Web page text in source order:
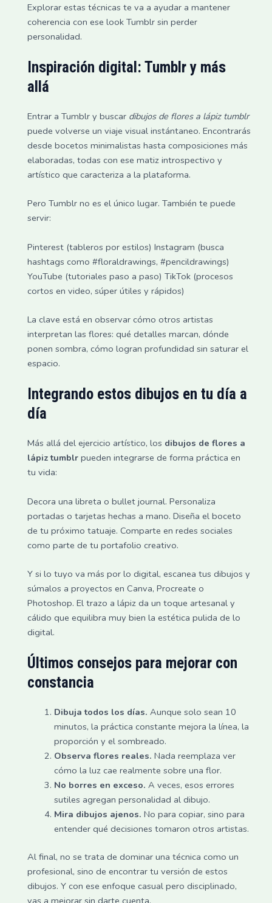
Explorar estas técnicas te va a ayudar a mantener
coherencia con ese look Tumblr sin perder
personalidad.
Inspiración digital: Tumblr y más
allá
Entrar a Tumblr y buscar dibujos de flores a lápiz tumblr
puede volverse un viaje visual instántaneo. Encontrarás
desde bocetos minimalistas hasta composiciones más
elaboradas, todas con ese matiz introspectivo y
artístico que caracteriza a la plataforma.
Pero Tumblr no es el único lugar. También te puede
servir:
Pinterest (tableros por estilos) Instagram (busca
hashtags como #floraldrawings, #pencildrawings)
YouTube (tutoriales paso a paso) TikTok (procesos
cortos en video, súper útiles y rápidos)
La clave está en observar cómo otros artistas
interpretan las flores: qué detalles marcan, dónde
ponen sombra, cómo logran profundidad sin saturar el
espacio.
Integrando estos dibujos en tu día a
día
Más allá del ejercicio artístico, los dibujos de flores a
lápiz tumblr pueden integrarse de forma práctica en
tu vida:
Decora una libreta o bullet journal. Personaliza
portadas o tarjetas hechas a mano. Diseña el boceto
de tu próximo tatuaje. Comparte en redes sociales
como parte de tu portafolio creativo.
Y si lo tuyo va más por lo digital, escanea tus dibujos y
súmalos a proyectos en Canva, Procreate o
Photoshop. El trazo a lápiz da un toque artesanal y
cálido que equilibra muy bien la estética pulida de lo
digital.
Últimos consejos para mejorar con
constancia
Dibuja todos los días. Aunque solo sean 10
minutos, la práctica constante mejora la línea, la
proporción y el sombreado.
Observa flores reales. Nada reemplaza ver
cómo la luz cae realmente sobre una flor.
No borres en exceso. A veces, esos errores
sutiles agregan personalidad al dibujo.
Mira dibujos ajenos. No para copiar, sino para
entender qué decisiones tomaron otros artistas.
Al final, no se trata de dominar una técnica como un
profesional, sino de encontrar tu versión de estos
dibujos. Y con ese enfoque casual pero disciplinado,